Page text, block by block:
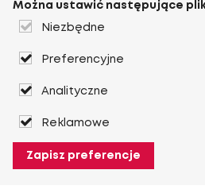
Można ustawić następujące
Niezbędne
Preferencyjne
Analityczne
Reklamowe
Zapisz preferencje